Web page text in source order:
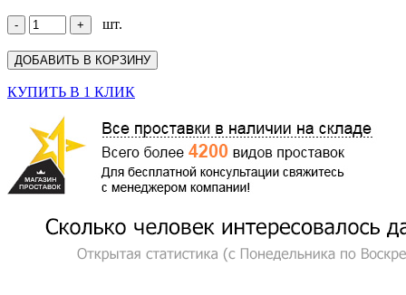
шт.
КУПИТЬ В 1 КЛИК